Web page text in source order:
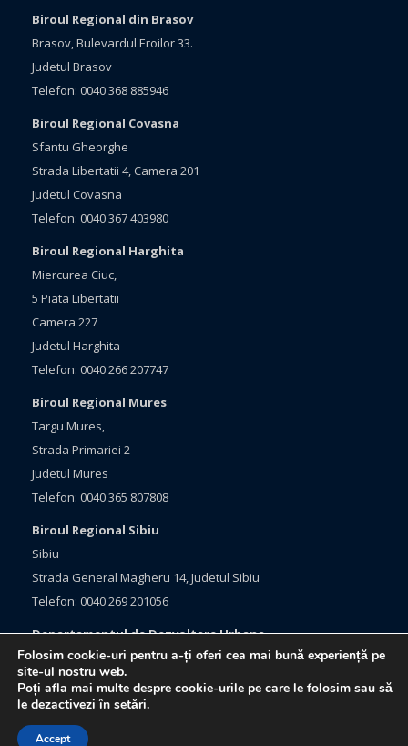
Biroul Regional din Brasov
Brasov, Bulevardul Eroilor 33.
Judetul Brasov
Telefon: 0040 368 885946
Biroul Regional Covasna
Sfantu Gheorghe
Strada Libertatii 4, Camera 201
Judetul Covasna
Telefon: 0040 367 403980
Biroul Regional Harghita
Miercurea Ciuc,
5 Piata Libertatii
Camera 227
Judetul Harghita
Telefon: 0040 266 207747
Biroul Regional Mures
Targu Mures,
Strada Primariei 2
Judetul Mures
Telefon: 0040 365 807808
Biroul Regional Sibiu
Sibiu
Strada General Magheru 14, Judetul Sibiu
Telefon: 0040 269 201056
Departamentul de Dezvoltare Urbana
Brasov, Bulevardul Eroilor 33
Judetul Brasov
Telefon: 0040 368 415760
Folosim cookie-uri pentru a-ți oferi cea mai bună experiență pe
site-ul nostru web.
Poți afla mai multe despre cookie-urile pe care le folosim sau să
le dezactivezi în setări.
Accept